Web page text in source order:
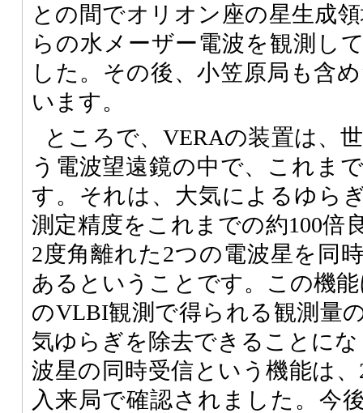
との間でオリオン座の星生成
らの水メーザー電波を観測し
した。その後、小笠原局も含
います。
ところで、VERAの装置は、
う電波望遠鏡の中で、これま
す。それは、大気によるゆら
測定精度をこれまでの約100倍
2度角離れた2つの電波星を同
あるということです。この機
のVLBI観測で得られる観測量
気ゆらぎを除去できることに
波星の同時受信という機能は
入来局で確認されました。今